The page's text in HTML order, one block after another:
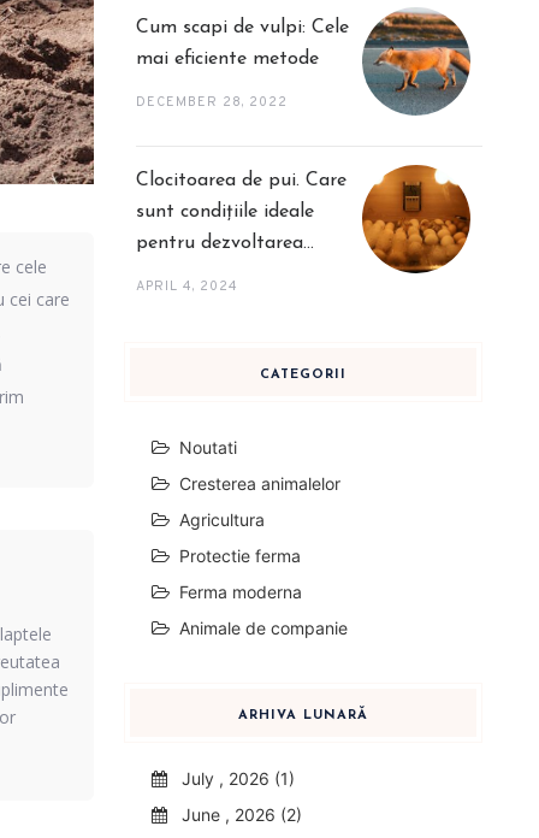
cele
cei care
Cum scapi de vulpi: Cele
mai eficiente metode
DECEMBER 28, 2022
Clocitoarea de pui. Care
sunt condițiile ideale
pentru dezvoltarea
APRIL 4, 2024
CATEGORII
Noutati
Cresterea animalelor
Agricultura
Protectie ferma
Ferma moderna
Animale de companie
ARHIVA LUNARĂ
July , 2026 (1)
June , 2026 (2)